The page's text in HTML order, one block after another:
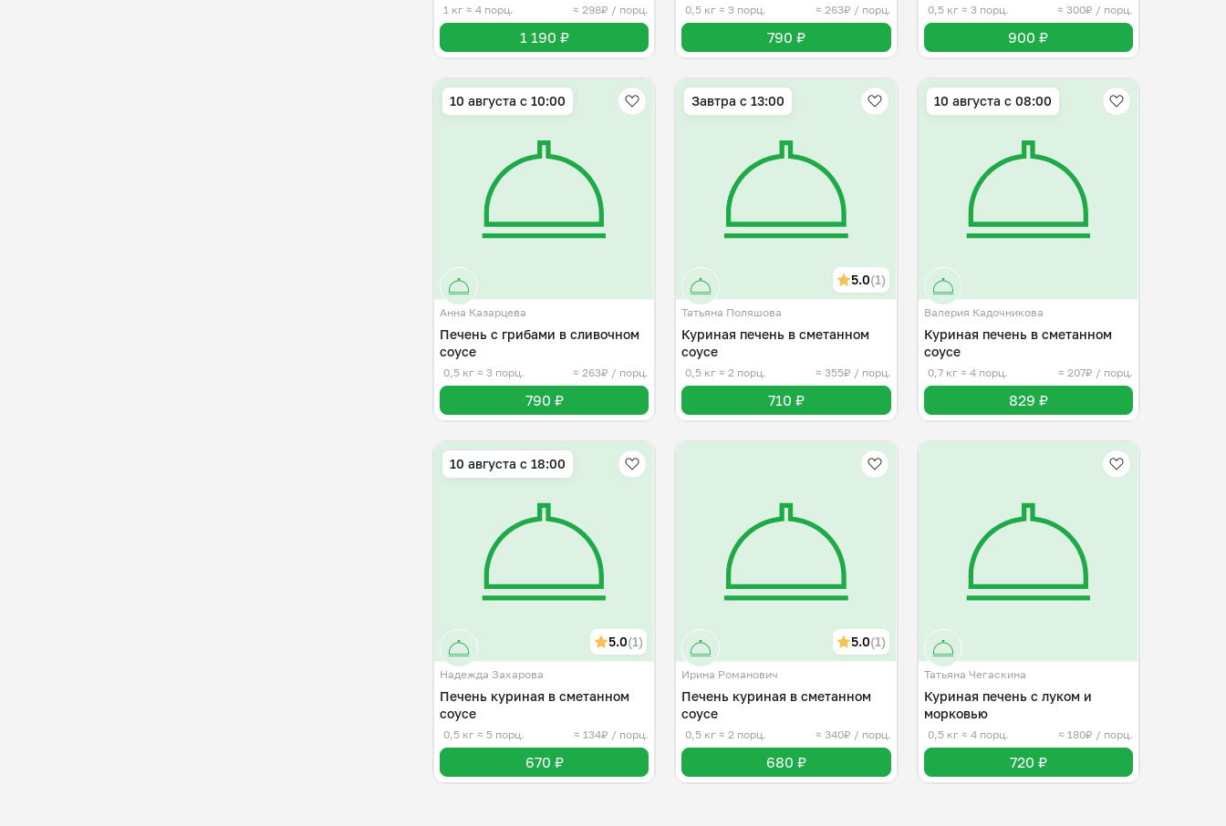
1 кг ≈ 4 порц. ≈ 298₽ / порц.
1 190 ₽
0,5 кг≈ 3 порц. ≈ 263₽ / порц.
790 ₽
0,5 кг ≈ 3 порц. ≈ 300₽ / порц.
900 ₽
10 августа с 10:00
Анна Казарцева
Печень с грибами в сливочном
соусе
0,5 кг ≈ 3 порц. ≈ 263₽ / порц.
790 ₽
Завтра c 13:00
5.0(1)
Татьяна Поляшова
Куриная печень в сметанном
соусе
0,5 кг≈ 2 порц. ≈ 355₽ / порц.
710 ₽
10 августа с 08:00
Валерия Кадочникова
Куриная печень в сметанном
соусе
0,7 кг ≈ 4 порц. ≈ 207₽ / порц.
829 ₽
10 августа с 18:00
5.0(1)
Надежда Захарова
Печень куриная в сметанном
соусе
0,5 кг ≈ 5 порц. ≈ 134₽ / порц.
670 ₽
5.0(1)
Ирина Романович
Печень куриная в сметанном
соусе
0,5 кг≈ 2 порц. ≈ 340₽ / порц.
680 ₽
Татьяна Чегаскина
Куриная печень с луком и
морковью
0,5 кг ≈ 4 порц. ≈ 180₽ / порц.
720 ₽